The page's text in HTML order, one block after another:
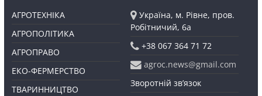
АГРОТЕХНІКА
АГРОПОЛІТИКА
АГРОПРАВО
ЕКО-ФЕРМЕРСТВО
ТВАРИННИЦТВО
Україна, м. Рівне, пров.
Робітничий, 6а
+38 067 364 71 72
agroc.news@gmail.com
Зворотній зв’язок